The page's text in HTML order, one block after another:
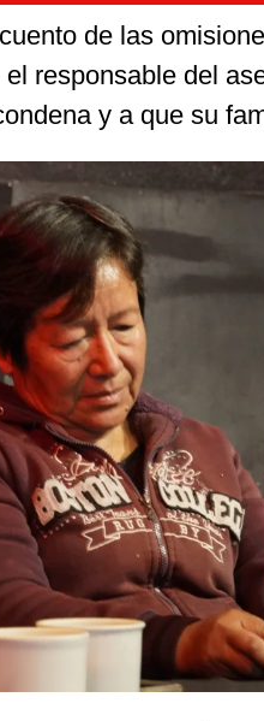
de las
el responsable del
y a que su